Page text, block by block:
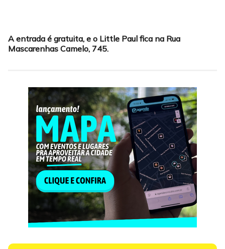
A entrada é gratuita, e o Little Paul fica na Rua
Mascarenhas Camelo, 745.